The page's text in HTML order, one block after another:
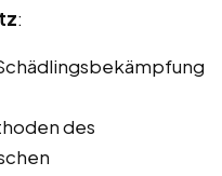
:
des